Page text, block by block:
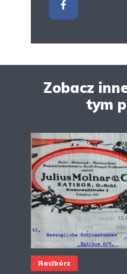
Zobacz
tym
Racibórz